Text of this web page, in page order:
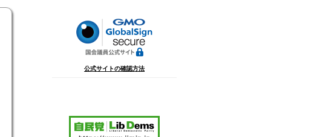
公式サイトの確認方法